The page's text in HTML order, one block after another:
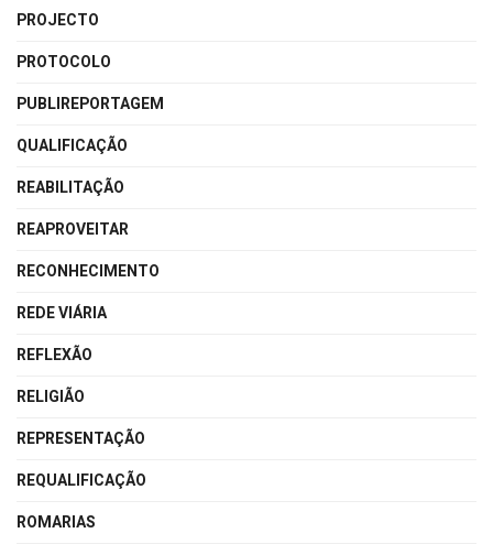
PROJECTO
PROTOCOLO
PUBLIREPORTAGEM
QUALIFICAÇÃO
REABILITAÇÃO
REAPROVEITAR
RECONHECIMENTO
REDE VIÁRIA
REFLEXÃO
RELIGIÃO
REPRESENTAÇÃO
REQUALIFICAÇÃO
ROMARIAS